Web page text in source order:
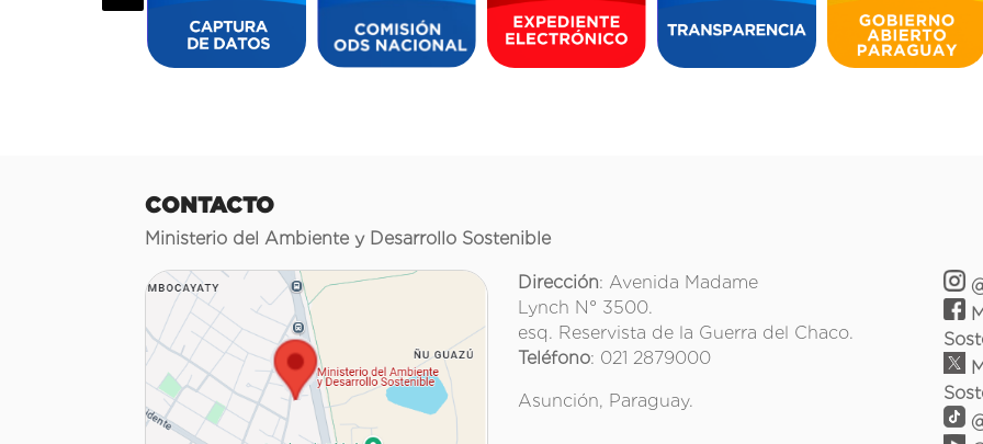
CONTACTO
Ministerio del Ambiente y Desarrollo Sostenible
Dirección: Avenida Madame
Lynch N° 3500.
esq. Reservista de la Guerra del Chaco.
Teléfono: 021 2879000
Asunción, Paraguay.